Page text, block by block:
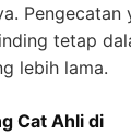
Pengecatan
tetap
lebih lama.
Cat Ahli di